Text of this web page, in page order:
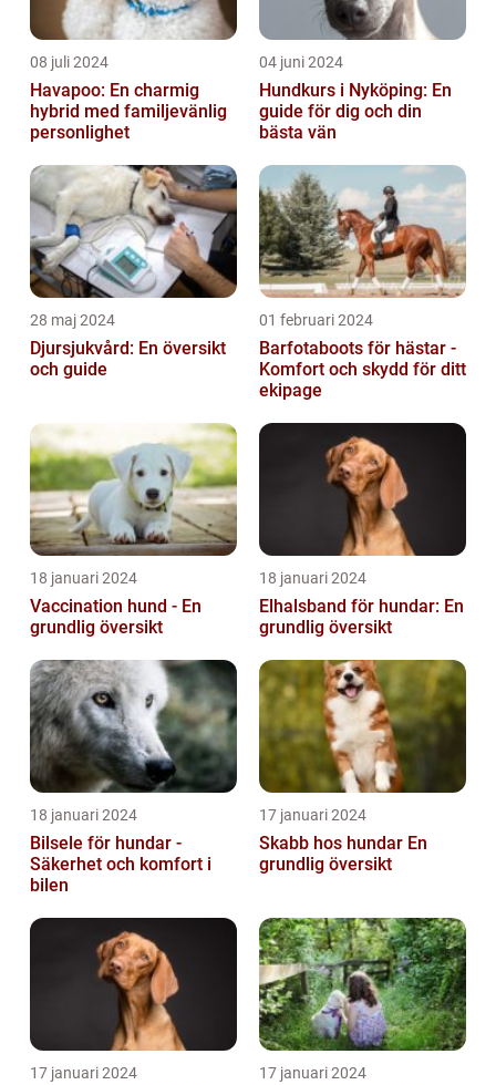
08 juli 2024
Havapoo: En charmig
hybrid med familjevänlig
personlighet
04 juni 2024
Hundkurs i Nyköping: En
guide för dig och din
bästa vän
28 maj 2024
Djursjukvård: En översikt
och guide
01 februari 2024
Barfotaboots för hästar -
Komfort och skydd för ditt
ekipage
18 januari 2024
Vaccination hund - En
grundlig översikt
18 januari 2024
Elhalsband för hundar: En
grundlig översikt
18 januari 2024
Bilsele för hundar -
Säkerhet och komfort i
bilen
17 januari 2024
Skabb hos hundar En
grundlig översikt
17 januari 2024 17 januari 2024